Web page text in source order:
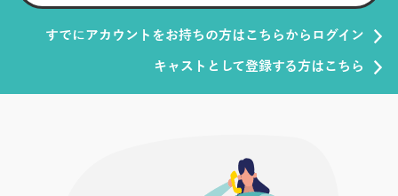
すでにアカウントをお持ちの方はこちらからログイン
キャストとして登録する方はこちら